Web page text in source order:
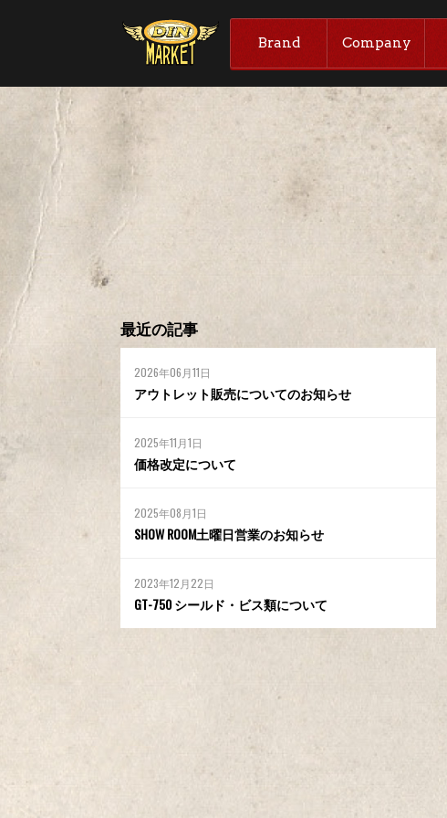
Brand Company
最近の記事
2026年06月11日
アウトレット販売についてのお知らせ
2025年11月1日
価格改定について
2025年08月1日
SHOW ROOM土曜日営業のお知らせ
2023年12月22日
GT-750 シールド・ビス類について